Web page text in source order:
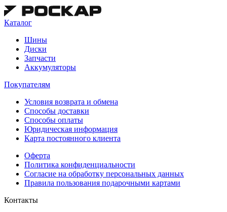
Каталог
Шины
Диски
Запчасти
Аккумуляторы
Покупателям
Условия возврата и обмена
Способы доставки
Способы оплаты
Юридическая информация
Карта постоянного клиента
Оферта
Политика конфиденциальности
Согласие на обработку персональных данных
Правила пользования подарочными картами
Контакты